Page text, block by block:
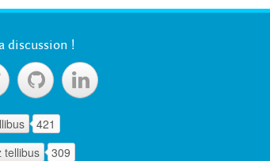
discussion !
 
421
tellibus 309